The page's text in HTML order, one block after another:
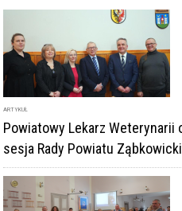
ARTYKUŁ
Powiatowy Lekarz Weterynarii
sesja Rady Powiatu